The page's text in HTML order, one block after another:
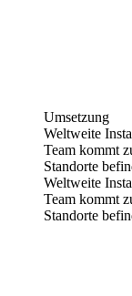
Umsetzung
Weltweite
Team kommt
Standorte
Weltweite
Team kommt
Standorte